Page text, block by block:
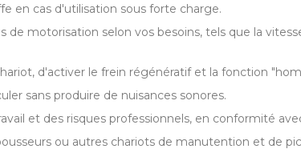
en cas d'utilisation sous forte charge.
motorisation selon vos besoins, tels que la
d'activer le frein régénératif et la fonction
sans produire de nuisances sonores.
et des risques professionnels, en conformité
ou autres chariots de manutention et de